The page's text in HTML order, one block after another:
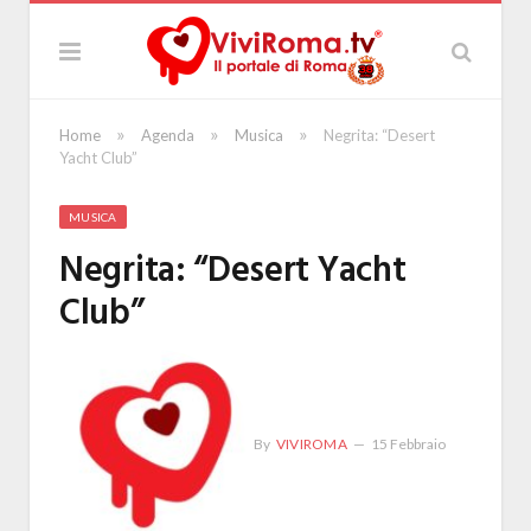
Home » Agenda » Musica »
Negrita: “Desert
Yacht Club”
MUSICA
Negrita: “Desert Yacht
Club”
By VIVIROMA 15 Febbraio